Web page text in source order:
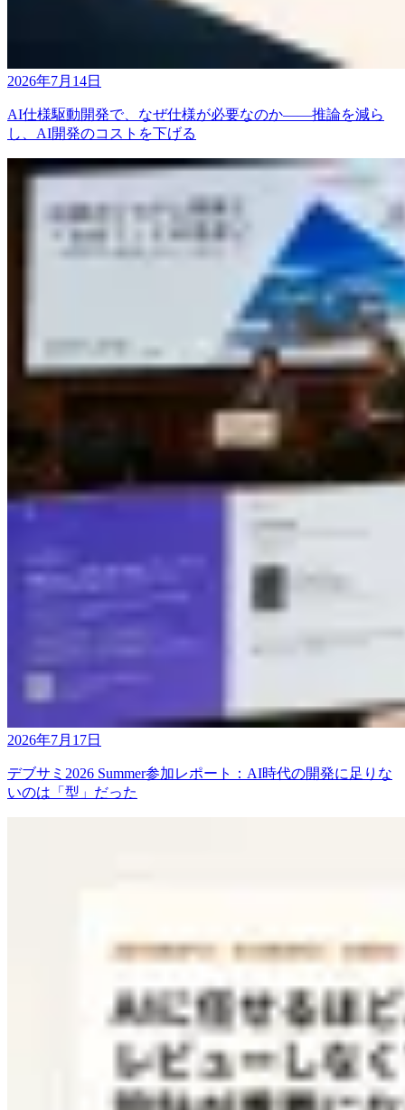
2026年7月14日
AI仕様駆動開発で、なぜ仕様が必要なのか――推論を減ら
し、AI開発のコストを下げる
2026年7月17日
デブサミ2026 Summer参加レポート：AI時代の開発に足りな
いのは「型」だった